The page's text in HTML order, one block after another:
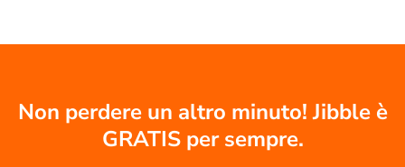
Non perdere un altro minuto! Jibble è
GRATIS per sempre.